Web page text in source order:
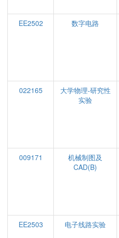
EE2502
数字电路
022165
大学物理-研究性
实验
009171
机械制图及
CAD(B)
EE2503
电子线路实验